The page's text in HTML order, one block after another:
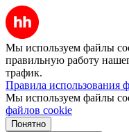
Мы используем файлы
правильную работу
трафик.
Правила использования
Мы используем файлы
файлов cookie
Понятно